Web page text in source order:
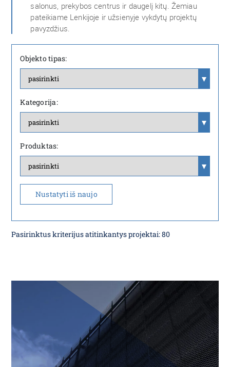
salonus, prekybos centrus ir daugelį kitų. Žemiau
pateikiame Lenkijoje ir užsienyje vykdytų projektų
pavyzdžius.
Objekto tipas:
Kategorija:
Produktas:
Nustatyti iš naujo
Pasirinktus kriterijus atitinkantys projektai:80